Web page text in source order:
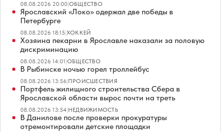
08.08.2026 20:00|ОБЩЕСТВО
Ярославский «Локо» одержал две победы в
Петербурге
08.08.2026 18:15|ХОККЕЙ
Хозяина пекарни в Ярославле наказали за половую
дискриминацию
08.08.2026 14:01|ОБЩЕСТВО
В Рыбинске ночью горел троллейбус
08.08.2026 13:56|ПРОИСШЕСТВИЯ
Портфель жилищного строительства Сбера в
Ярославской области вырос почти на треть
08.08.2026 13:54|НЕДВИЖИМОСТЬ
В Данилове после проверки прокуратуры
отремонтировали детские площадки